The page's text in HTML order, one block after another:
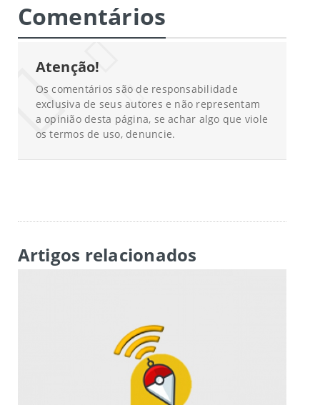
Comentários
Atenção!
Os comentários são de responsabilidade
exclusiva de seus autores e não representam
a opinião desta página, se achar algo que viole
os termos de uso, denuncie.
Artigos relacionados